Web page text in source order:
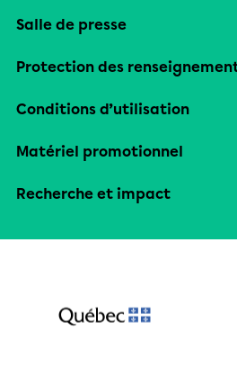
Salle de presse
Protection des
Conditions d’utilisation
Matériel promotionnel
Recherche et impact